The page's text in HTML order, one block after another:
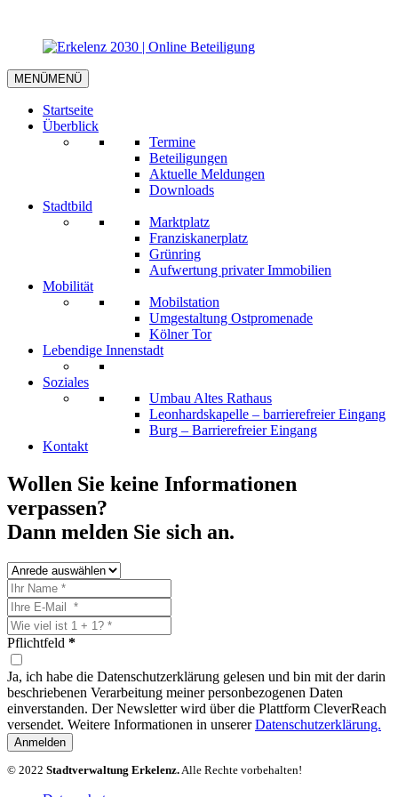
MENÜMENÜ
Startseite
Überblick
Termine
Beteiligungen
Aktuelle Meldungen
Downloads
Stadtbild
Marktplatz
Franziskanerplatz
Grünring
Aufwertung privater Immobilien
Mobilität
Mobilstation
Umgestaltung Ostpromenade
Kölner Tor
Lebendige Innenstadt
Soziales
Umbau Altes Rathaus
Leonhardskapelle – barrierefreier Eingang
Burg – Barrierefreier Eingang
Kontakt
Wollen Sie keine Informationen
verpassen?
Dann melden Sie sich an.
Pflichtfeld *
Ja, ich habe die Datenschutzerklärung gelesen und bin mit der darin
beschriebenen Verarbeitung meiner personbezogenen Daten
einverstanden. Der Newsletter wird über die Plattform CleverReach
versendet. Weitere Informationen in unsererDatenschutzerklärung.
Anmelden
© 2022 Stadtverwaltung Erkelenz.Alle Rechte vorbehalten!